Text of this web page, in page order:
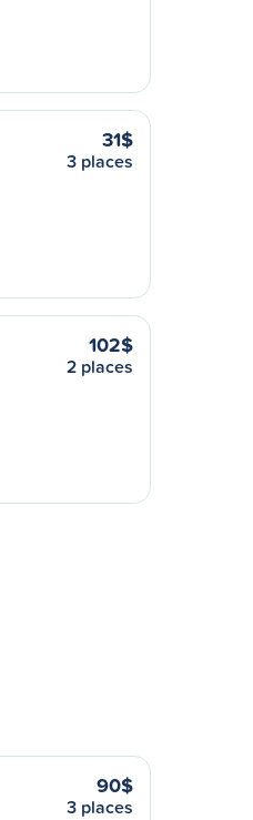
31$
3 places
102$
2 places
90$
3 places